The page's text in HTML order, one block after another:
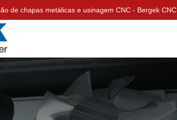
de chapas metálicas e usinagem CNC - Bergek CNC